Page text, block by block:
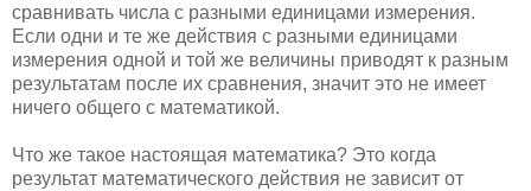
сравнивать числа с разными единицами измерения.
Если одни и те же действия с разными единицами
измерения одной и той же величины приводят к разным
результатам после их сравнения, значит это не имеет
ничего общего с математикой.
Что же такое настоящая математика? Это когда
результат математического действия не зависит от